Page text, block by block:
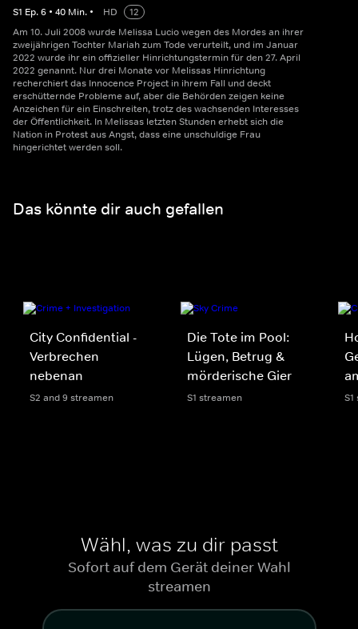
S1 Ep.6 • 40 Min. • HD
12
Am 10. Juli 2008 wurde Melissa Lucio wegen des Mordes an ihrer
zweijährigen Tochter Mariah zum Tode verurteilt, und im Januar
2022 wurde ihr ein offizieller Hinrichtungstermin für den 27. April
2022 genannt. Nur drei Monate vor Melissas Hinrichtung
recherchiert das Innocence Project in ihrem Fall und deckt
erschütternde Probleme auf, aber die Behörden zeigen keine
Anzeichen für ein Einschreiten, trotz des wachsenden Interesses
der Öffentlichkeit. In Melissas letzten Stunden erhebt sich die
Nation in Protest aus Angst, dass eine unschuldige Frau
hingerichtet werden soll.
Das könnte dir auch gefallen
City Confidential -
Verbrechen
nebenan
S2 and 9 streamen
Die Tote im Pool:
Lügen, Betrug &
mörderische Gier
S1 streamen
Wähl, was zu dir passt
Sofort auf dem Gerät deiner Wahl
streamen